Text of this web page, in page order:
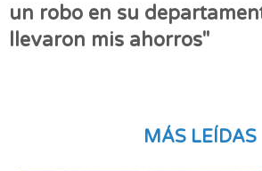
un robo en su
llevaron mis ahorros"
MÁS LEÍDAS